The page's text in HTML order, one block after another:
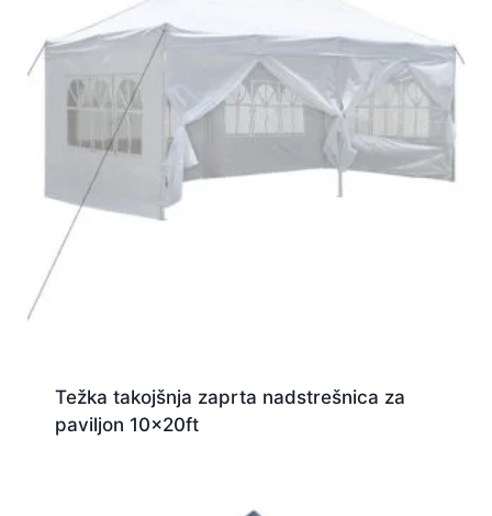
Težka takojšnja zaprta nadstrešnica za
paviljon 10x20ft